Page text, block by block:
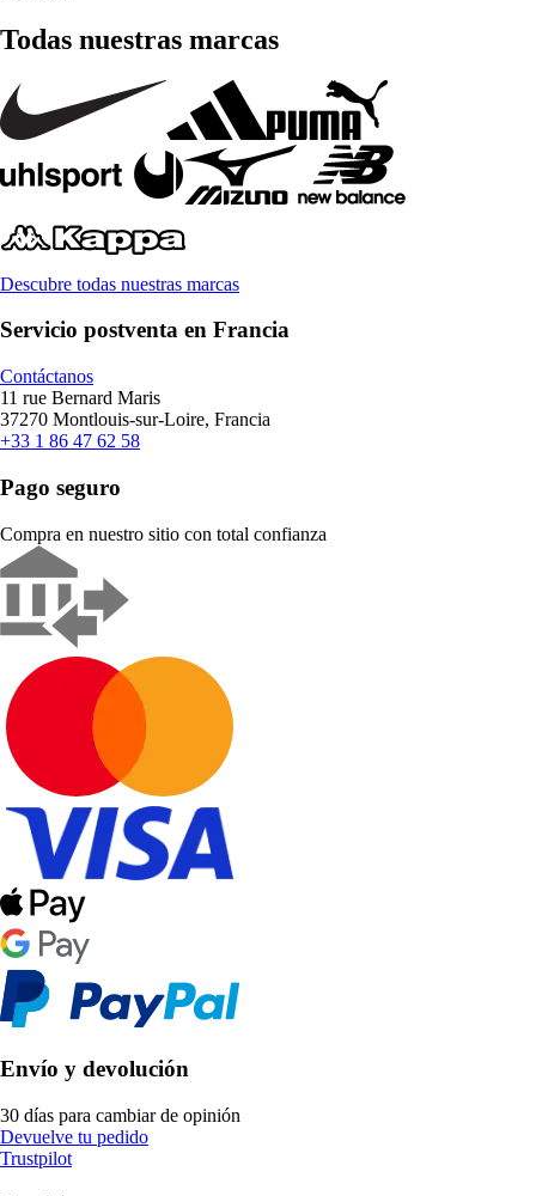
Todas nuestras marcas
Descubre todas nuestras marcas
Servicio postventa en Francia
Contáctanos
11 rue Bernard Maris
37270 Montlouis-sur-Loire, Francia
+33 1 86 47 62 58
Pago seguro
Compra en nuestro sitio con total confianza
Envío y devolución
30 días para cambiar de opinión
Devuelve tu pedido
Trustpilot